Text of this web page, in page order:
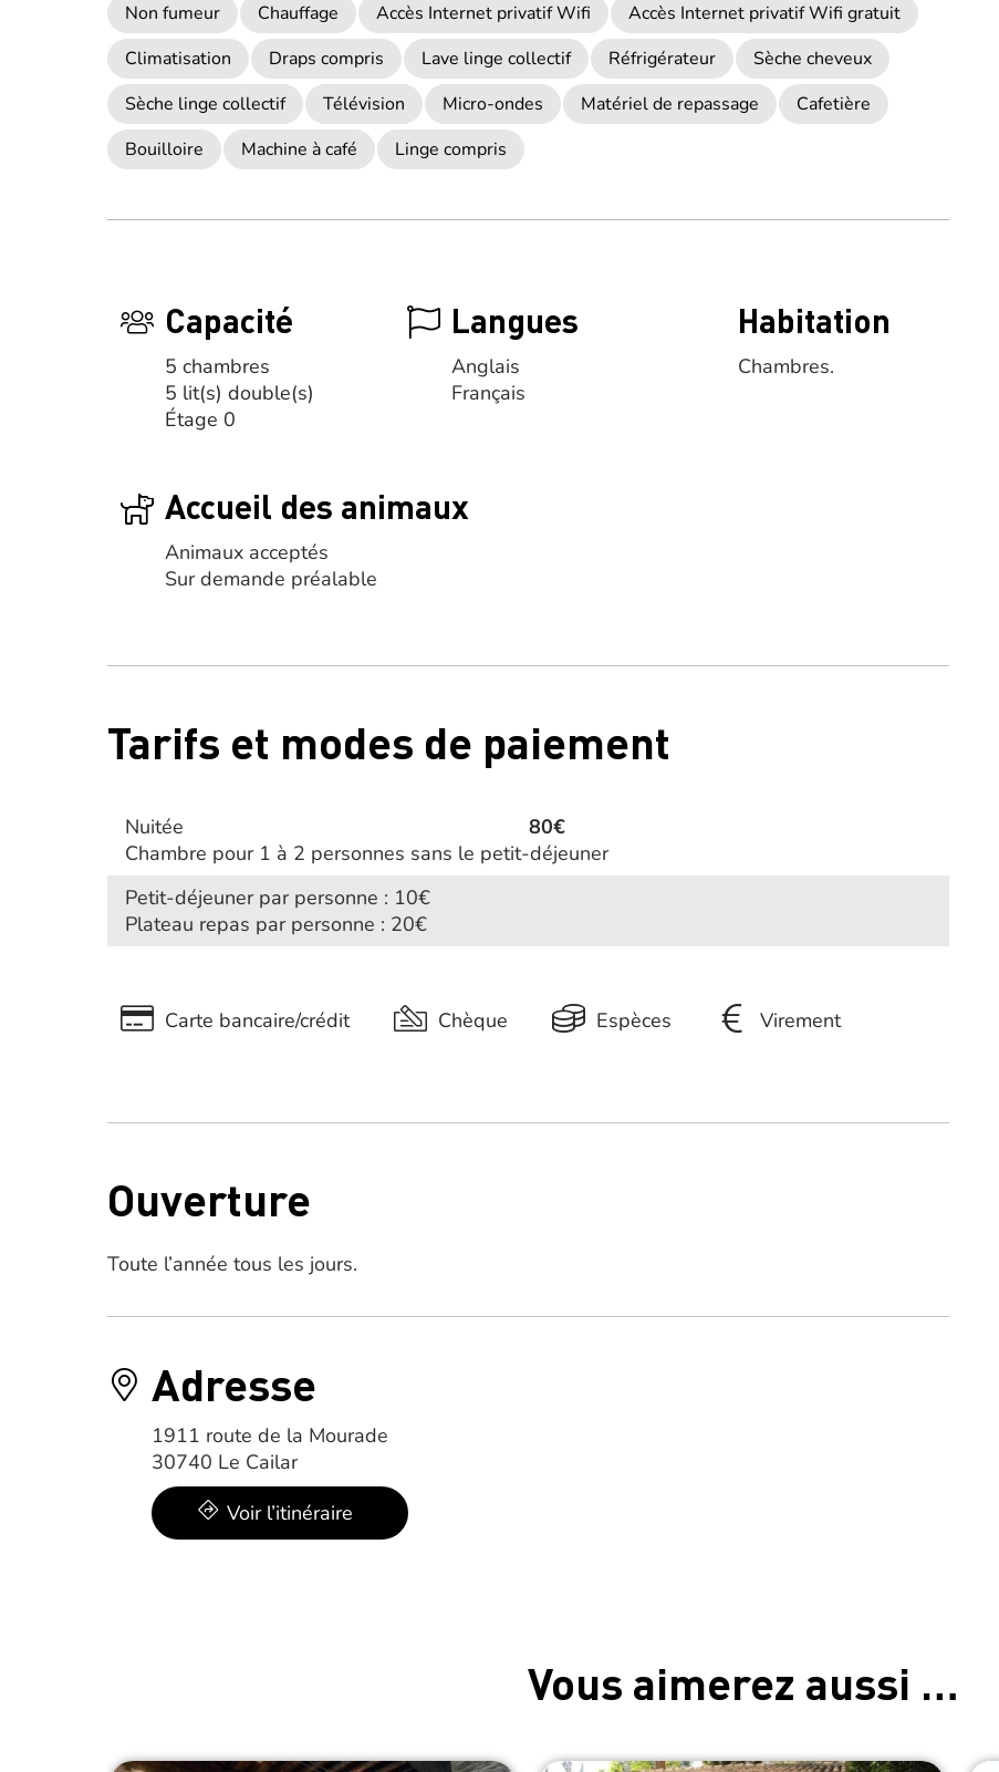
Non fumeur Chauffage Accès Internet privatif Wifi
Accès Internet privatif Wifi gratuit
Climatisation
Draps compris Lave linge collectif Réfrigérateur
Sèche cheveux
Sèche linge collectif
Télévision Micro-ondes Matériel de repassage
Cafetière
Bouilloire
Machine à café Linge compris
Capacité
5 chambres
5 lit(s) double(s)
Étage 0
Langues
Anglais
Français
Habitation
Chambres.
Accueil des animaux
Animaux acceptés
Sur demande préalable
Tarifs et modes de paiement
Nuitée
80€
Chambre pour 1 à 2 personnes sans le petit-déjeuner
Petit-déjeuner par personne : 10€
Plateau repas par personne : 20€
Carte bancaire/crédit Chèque Espèces Virement
Ouverture
Toute l’année tous les jours.
Adresse
1911 route de la Mourade
30740 Le Cailar
Voir l’itinéraire
Vous aimerez aussi …